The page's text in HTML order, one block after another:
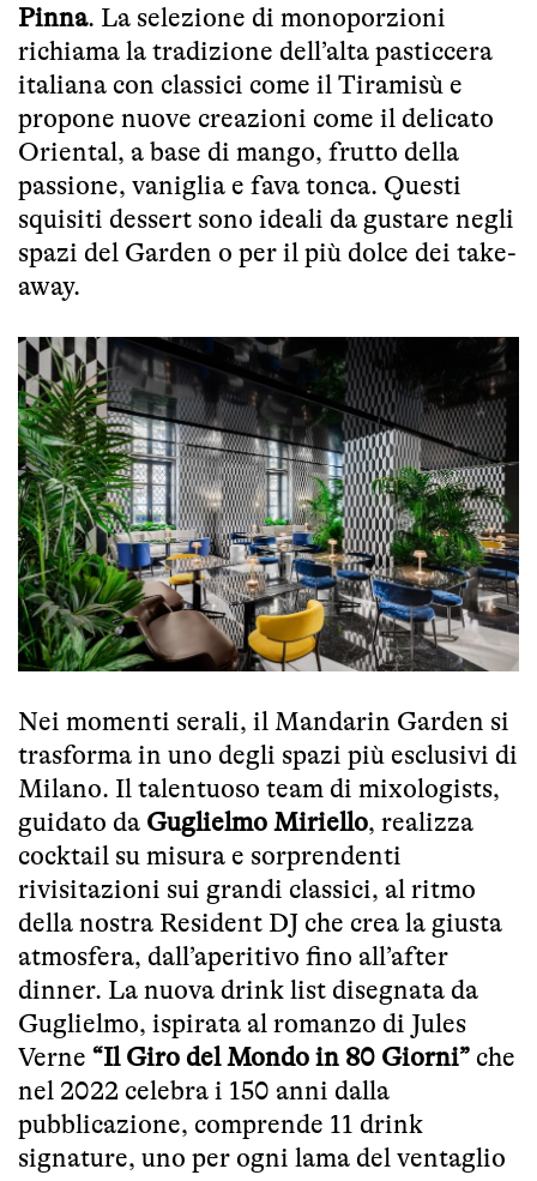
Pinna. La selezione di monoporzioni
richiama la tradizione dell’alta pasticcera
italiana con classici come il Tiramisù e
propone nuove creazioni come il delicato
Oriental, a base di mango, frutto della
passione, vaniglia e fava tonca. Questi
squisiti dessert sono ideali da gustare negli
spazi del Garden o per il più dolce dei take-
away.
Nei momenti serali, il Mandarin Garden si
trasforma in uno degli spazi più esclusivi di
Milano. Il talentuoso team di mixologists,
guidato da Guglielmo Miriello, realizza
cocktail su misura e sorprendenti
rivisitazioni sui grandi classici, al ritmo
della nostra Resident DJ che crea la giusta
atmosfera, dall’aperitivo fino all’after
dinner. La nuova drink list disegnata da
Guglielmo, ispirata al romanzo di Jules
Verne “Il Giro del Mondo in 80 Giorni” che
nel 2022 celebra i 150 anni dalla
pubblicazione, comprende 11 drink
signature, uno per ogni lama del ventaglio